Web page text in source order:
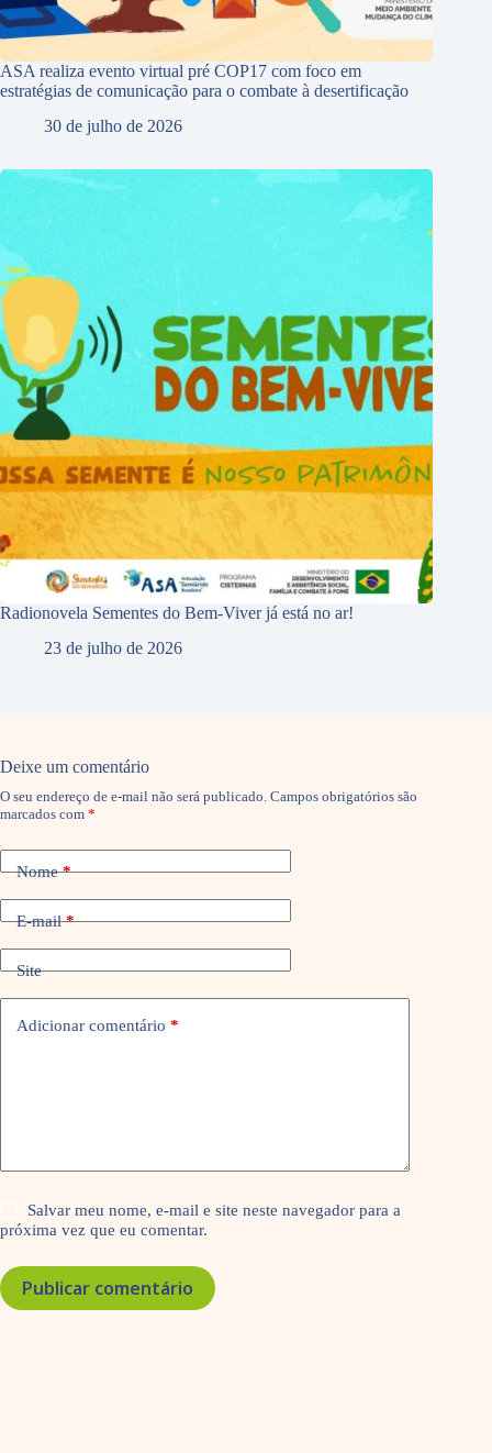
ASA realiza evento virtual pré COP17 com foco em
estratégias de comunicação para o combate à desertificação
30 de julho de 2026
Radionovela Sementes do Bem-Viver já está no ar!
23 de julho de 2026
Deixe um comentário
O seu endereço de e-mail não será publicado. Campos obrigatórios são
marcados com *
Nome*
E-mail*
Site
Adicionar comentário *
Salvar meu nome, e-mail e site neste navegador para a
próxima vez que eu comentar.
Publicar comentário